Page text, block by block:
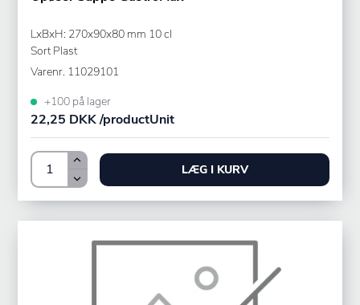
LxBxH: 270x90x80 mm 10 cl
Sort Plast
Varenr. 11029101
+100 på lager
22,25 DKK /productUnit
LÆG I KURV